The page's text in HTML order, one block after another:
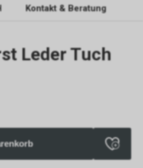
Kontakt & Beratung
Leder Tuch